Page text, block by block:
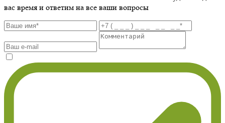
вас время и ответим на все ваши вопросы